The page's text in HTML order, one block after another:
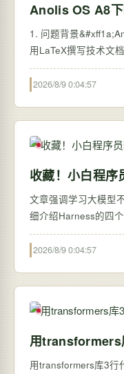
Anolis OS A8
1. 问题背景
用LaTeX撰写技术文
2026/8/9 0:04:57
收藏！小白程
文章强调学习大模型
细介绍Harness的四
2026/8/9 0:04:57
用transformers
用transformers库3行代码调用全球最